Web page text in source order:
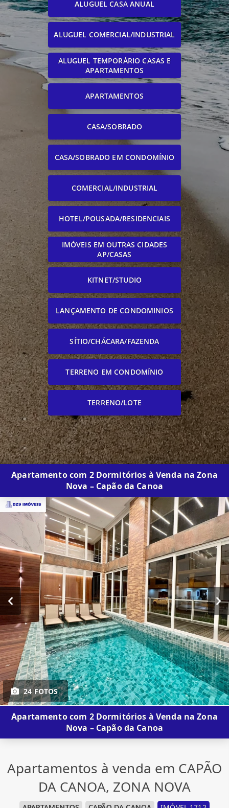
ALUGUEL CASA ANUAL
ALUGUEL COMERCIAL/INDUSTRIAL
ALUGUEL TEMPORÁRIO CASAS E
APARTAMENTOS
APARTAMENTOS
CASA/SOBRADO
CASA/SOBRADO EM CONDOMÍNIO
COMERCIAL/INDUSTRIAL
HOTEL/POUSADA/RESIDENCIAIS
IMÓVEIS EM OUTRAS CIDADES
AP/CASAS
KITNET/STUDIO
LANÇAMENTO DE CONDOMINIOS
SÍTIO/CHÁCARA/FAZENDA
TERRENO EM CONDOMÍNIO
TERRENO/LOTE
Apartamento com 2 Dormitórios à Venda na Zona
Nova – Capão da Canoa
24 FOTOS
Apartamento com 2 Dormitórios à Venda na Zona
Nova – Capão da Canoa
Apartamentos à venda em CAPÃO
DA CANOA, ZONA NOVA